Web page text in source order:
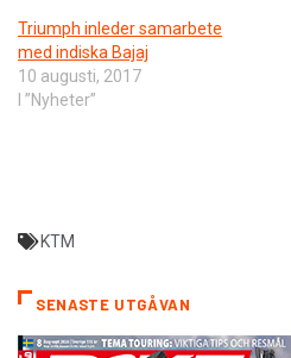
Triumph inleder samarbete
med indiska Bajaj
10 augusti, 2017
I ”Nyheter”
KTM
SENASTE UTGÅVAN